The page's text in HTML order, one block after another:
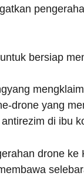
bersiap
mengklaim
drone yang
di ibu
drone ke